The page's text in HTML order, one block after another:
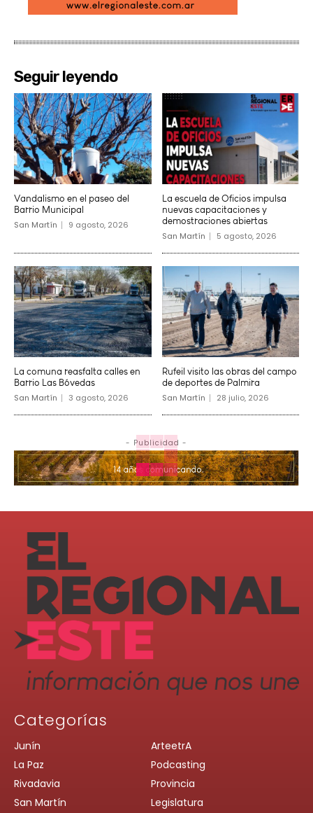
Seguir leyendo
Vandalismo en el paseo del
Barrio Municipal
San Martín 9 agosto, 2026
La escuela de Oficios impulsa
nuevas capacitaciones y
demostraciones abiertas
San Martín 5 agosto, 2026
La comuna reasfalta calles en
Barrio Las Bóvedas
San Martín 3 agosto, 2026
Rufeil visito las obras del campo
de deportes de Palmira
San Martín 28 julio, 2026
- Publicidad -
Categorías
Junín
La Paz
Rivadavia
San Martín
ArteetrA
Podcasting
Provincia
Legislatura